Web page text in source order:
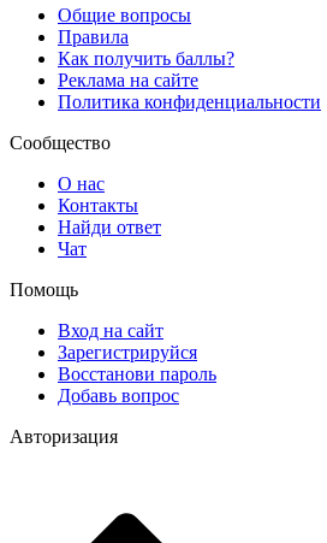
Общие вопросы
Правила
Как получить баллы?
Реклама на сайте
Политика конфиденциальности
Сообщество
О нас
Контакты
Найди ответ
Чат
Помощь
Вход на сайт
Зарегистрируйся
Восстанови пароль
Добавь вопрос
Авторизация